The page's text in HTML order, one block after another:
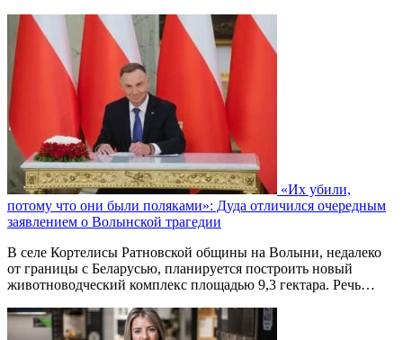
«Их убили,
потому что они были поляками»: Дуда отличился очередным
заявлением о Волынской трагедии
В селе Кортелисы Ратновской общины на Волыни, недалеко
от границы с Беларусью, планируется построить новый
животноводческий комплекс площадью 9,3 гектара. Речь…